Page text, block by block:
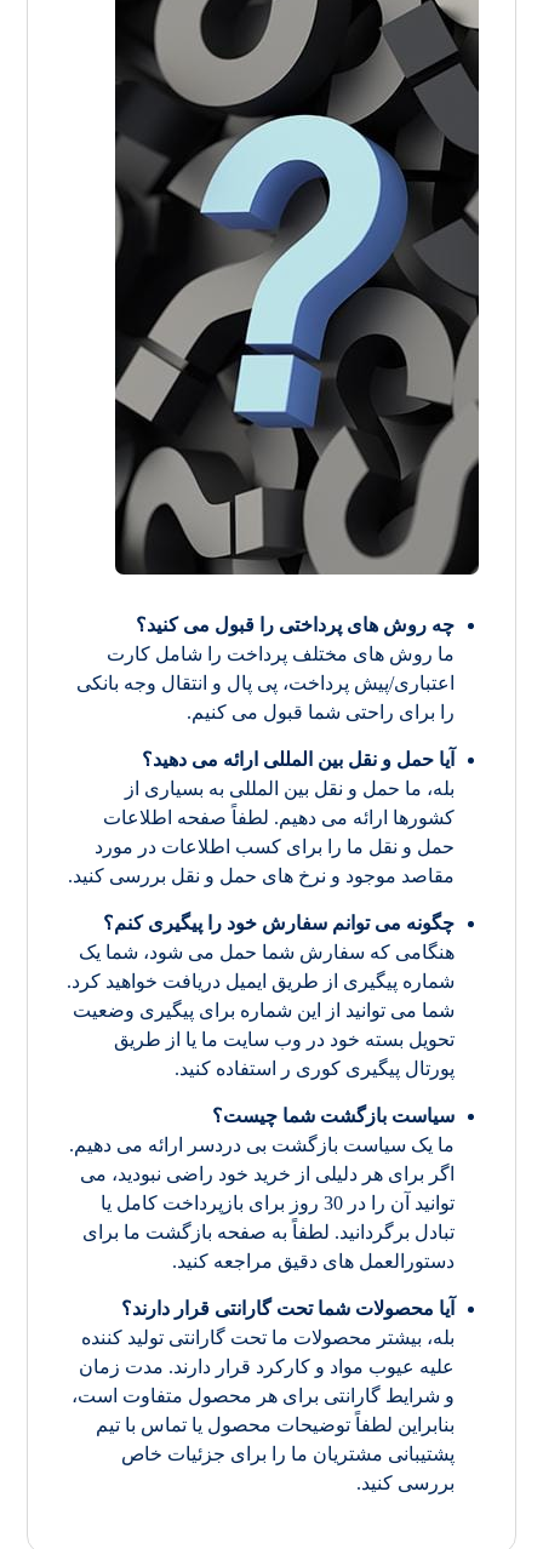
چه روش های پرداختی را قبول می کنید؟
ما روش های مختلف پرداخت را شامل کارت
اعتباری/پیش پرداخت، پی پال و انتقال وجه بانکی
را برای راحتی شما قبول می کنیم.
آیا حمل و نقل بین المللی ارائه می دهید؟
بله، ما حمل و نقل بین المللی به بسیاری از
کشورها ارائه می دهیم. لطفاً صفحه اطلاعات
حمل و نقل ما را برای کسب اطلاعات در مورد
مقاصد موجود و نرخ های حمل و نقل بررسی کنید.
چگونه می توانم سفارش خود را پیگیری کنم؟
هنگامی که سفارش شما حمل می شود، شما یک
شماره پیگیری از طریق ایمیل دریافت خواهید کرد.
شما می توانید از این شماره برای پیگیری وضعیت
تحویل بسته خود در وب سایت ما یا از طریق
پورتال پیگیری کوری ر استفاده کنید.
سیاست بازگشت شما چیست؟
ما یک سیاست بازگشت بی دردسر ارائه می دهیم.
اگر برای هر دلیلی از خرید خود راضی نبودید، می
توانید آن را در 30 روز برای بازپرداخت کامل یا
تبادل برگردانید. لطفاً به صفحه بازگشت ما برای
دستورالعمل های دقیق مراجعه کنید.
آیا محصولات شما تحت گارانتی قرار دارند؟
بله، بیشتر محصولات ما تحت گارانتی تولید کننده
علیه عیوب مواد و کارکرد قرار دارند. مدت زمان
و شرایط گارانتی برای هر محصول متفاوت است،
بنابراین لطفاً توضیحات محصول یا تماس با تیم
پشتیبانی مشتریان ما را برای جزئیات خاص
بررسی کنید.